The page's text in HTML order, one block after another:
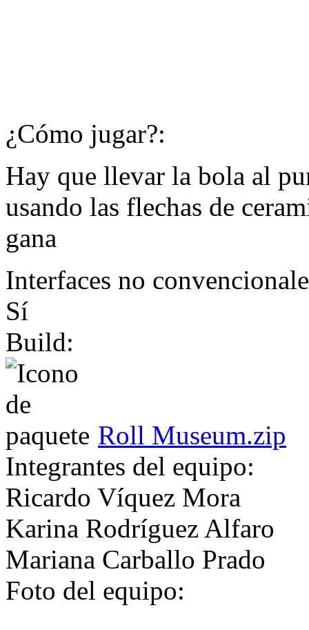
¿Cómo jugar?:
Hay que llevar la bola al
usando las flechas de
gana
Interfaces no
Sí
Build:
Roll Museum.zip
Integrantes del equipo:
Ricardo Víquez Mora
Karina Rodríguez Alfaro
Mariana Carballo Prado
Foto del equipo: